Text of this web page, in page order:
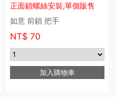
正面鎖螺絲安裝,單個販售
如意 前鎖 把手
NT$ 70
加入購物車